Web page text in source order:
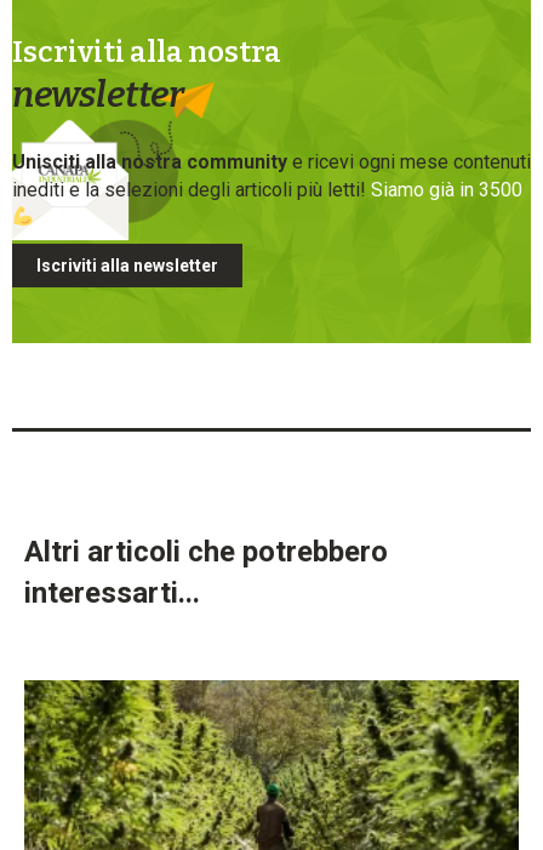
Iscriviti alla nostra
newsletter
Unisciti alla nostra community e ricevi ogni mese contenuti
inediti e la selezioni degli articoli più letti! Siamo già in 3500
Iscriviti alla newsletter
Altri articoli che potrebbero
interessarti...